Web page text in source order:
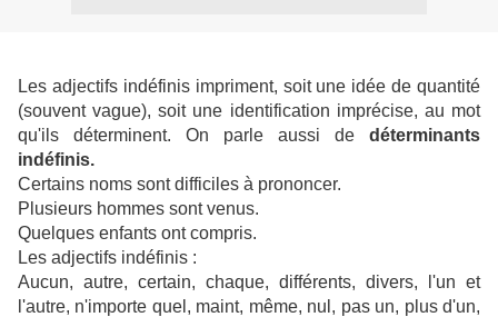
Les adjectifs indéfinis impriment, soit une idée de quantité
(souvent vague), soit une identification imprécise, au mot
qu'ils déterminent. On parle aussi de déterminants
indéfinis.
Certains noms sont difficiles à prononcer.
Plusieurs hommes sont venus.
Quelques enfants ont compris.
Les adjectifs indéfinis :
Aucun, autre, certain, chaque, différents, divers, l'un et
l'autre, n'importe quel, maint, même, nul, pas un, plus d'un,